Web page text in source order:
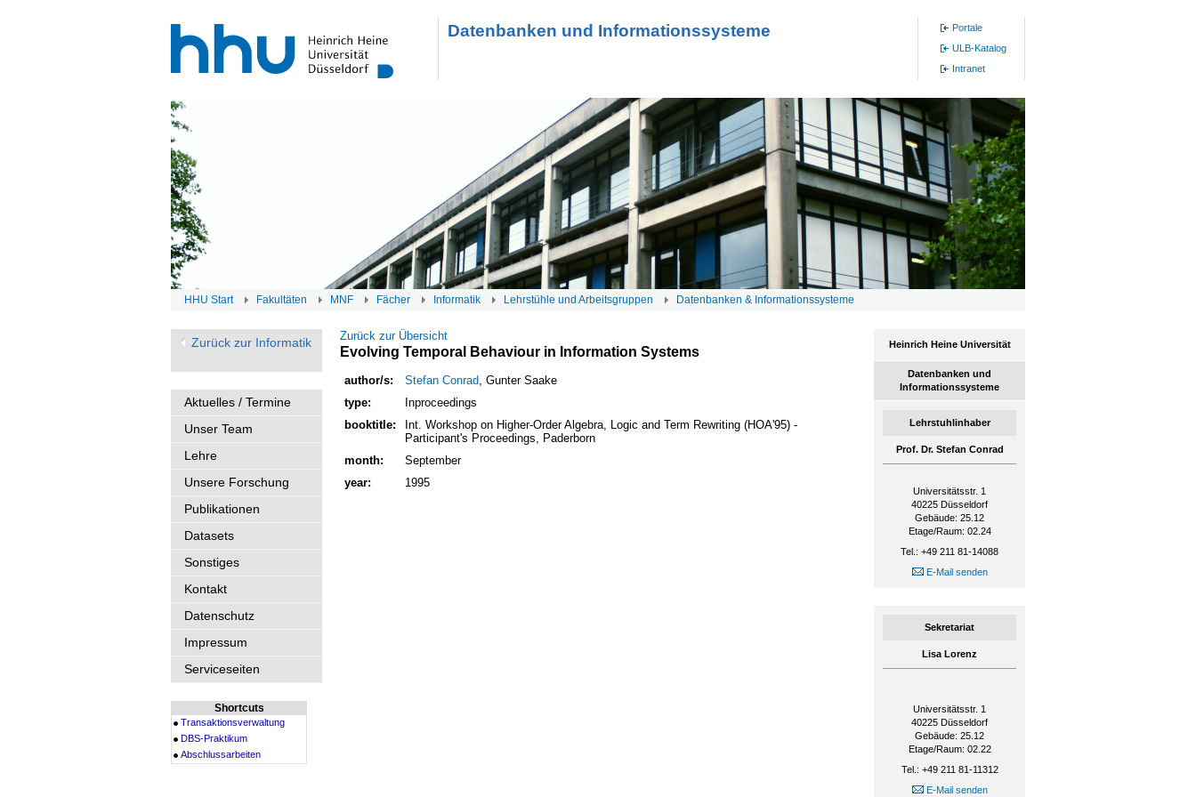
Datenbanken und Informationssysteme
Portale
ULB-Katalog
Intranet
HHU Start Fakultäten MNF Fächer Informatik Lehrstühle und Arbeitsgruppen Datenbanken & Informationssysteme
Zurück zur Informatik
Aktuelles / Termine
Unser Team
Lehre
Unsere Forschung
Publikationen
Datasets
Sonstiges
Kontakt
Datenschutz
Impressum
Serviceseiten
Shortcuts
Transaktionsverwaltung
DBS-Praktikum
Abschlussarbeiten
Zurück zur Übersicht
Evolving Temporal Behaviour in Information Systems
author/s: Stefan Conrad, Gunter Saake
type:
Inproceedings
booktitle:
Int. Workshop on Higher-Order Algebra, Logic and Term Rewriting (HOA'95) -
Participant's Proceedings, Paderborn
month:
September
year:
1995
Heinrich Heine Universität
Datenbanken und
Informationssysteme
Lehrstuhlinhaber
Prof. Dr. Stefan Conrad
Universitätsstr. 1
40225 Düsseldorf
Gebäude: 25.12
Etage/Raum: 02.24
Tel.: +49 211 81-14088
E-Mail senden
Sekretariat
Lisa Lorenz
Universitätsstr. 1
40225 Düsseldorf
Gebäude: 25.12
Etage/Raum: 02.22
Tel.: +49 211 81-11312
E-Mail senden